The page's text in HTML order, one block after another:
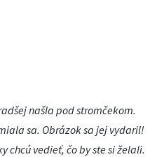
našla pod stromčekom.
sa. Obrázok sa jej vydaril!
chcú vedieť, čo by ste si želali.